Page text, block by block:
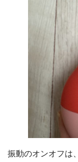
振動のオンオフは